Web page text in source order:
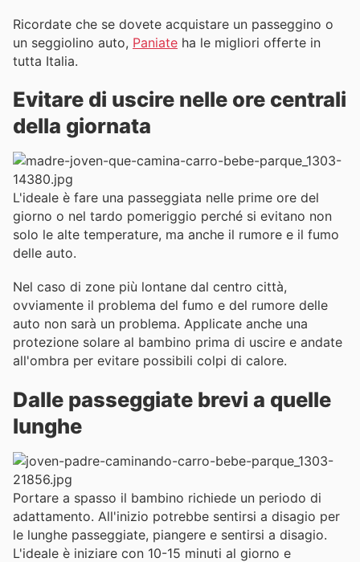
Ricordate che se dovete acquistare un passeggino o
un seggiolino auto, Paniate ha le migliori offerte in
tutta Italia.
Evitare di uscire nelle ore centrali
della giornata
L'ideale è fare una passeggiata nelle prime ore del
giorno o nel tardo pomeriggio perché si evitano non
solo le alte temperature, ma anche il rumore e il fumo
delle auto.
Nel caso di zone più lontane dal centro città,
ovviamente il problema del fumo e del rumore delle
auto non sarà un problema. Applicate anche una
protezione solare al bambino prima di uscire e andate
all'ombra per evitare possibili colpi di calore.
Dalle passeggiate brevi a quelle
lunghe
Portare a spasso il bambino richiede un periodo di
adattamento. All'inizio potrebbe sentirsi a disagio per
le lunghe passeggiate, piangere e sentirsi a disagio.
L'ideale è iniziare con 10-15 minuti al giorno e